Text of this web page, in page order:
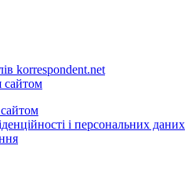
korrespondent.net
сайтом
і персональних даних